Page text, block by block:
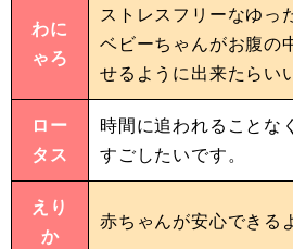
わに
ゃろ
ストレスフリーなゆっ
ベビーちゃんがお腹の
せるように出来たらい
ロー
タス
時間に追われることな
すごしたいです。
えり
か
赤ちゃんが安心できる